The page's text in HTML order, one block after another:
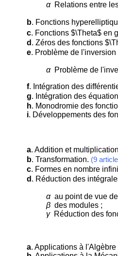
αRelations entre
b. Fonctions
c. Fonctions $\Theta$ en
d . Zéros des fonctions
e. Problème de
αProblème de
f. Intégration des
g. Intégration des
h. Monodromie des
i. Développements des
a. Addition et
b. Transformation. (9
c. Formes en nombre
d . Réduction des
αau point de vue
β des modules ;
γRéduction des
a. Applications à